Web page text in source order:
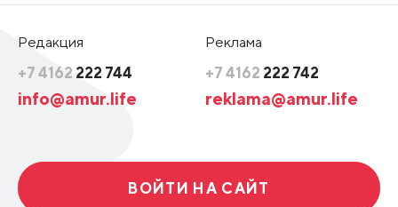
Редакция
+7 4162 222 744
info@amur.life
Реклама
+7 4162 222 742
reklama@amur.life
ВОЙТИ НА САЙТ